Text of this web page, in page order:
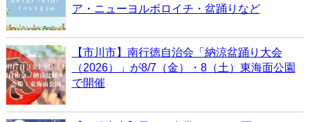
ア・ニューヨルボロイチ・盆踊りなど
【市川市】南行徳自治会「納涼盆踊り大会
（2026）」が8/7（金）・8（土）東海面公園
で開催